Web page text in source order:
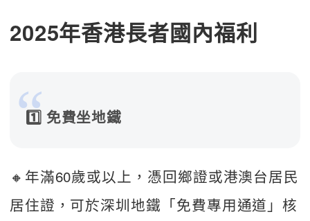
2025年香港長者國內福利
1️⃣ 免費坐地鐵
🔸年滿60歲或以上，憑回鄉證或港澳台居民
居住證，可於深圳地鐵「免費專用通道」核